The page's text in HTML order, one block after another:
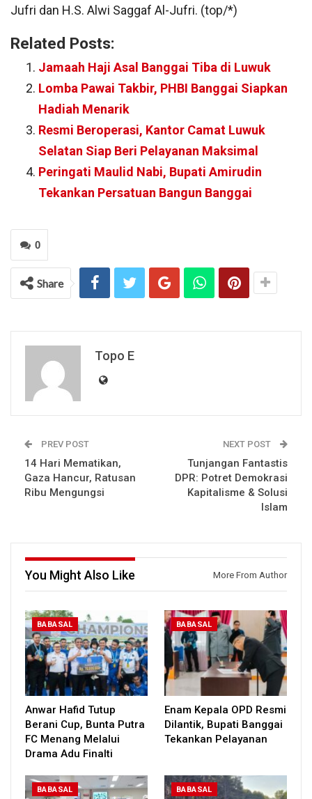
Jufri dan H.S. Alwi Saggaf Al-Jufri. (top/*)
Related Posts:
Jamaah Haji Asal Banggai Tiba di Luwuk
Lomba Pawai Takbir, PHBI Banggai Siapkan
Hadiah Menarik
Resmi Beroperasi, Kantor Camat Luwuk
Selatan Siap Beri Pelayanan Maksimal
Peringati Maulid Nabi, Bupati Amirudin
Tekankan Persatuan Bangun Banggai
0
Share
Topo E
PREV POST
14 Hari Mematikan,
Gaza Hancur, Ratusan
Ribu Mengungsi
NEXT POST
Tunjangan Fantastis
DPR: Potret Demokrasi
Kapitalisme & Solusi
Islam
You Might Also Like More From Author
BABASAL
Anwar Hafid Tutup
Berani Cup, Bunta Putra
FC Menang Melalui
Drama Adu Finalti
BABASAL
Enam Kepala OPD Resmi
Dilantik, Bupati Banggai
Tekankan Pelayanan
BABASAL BABASAL